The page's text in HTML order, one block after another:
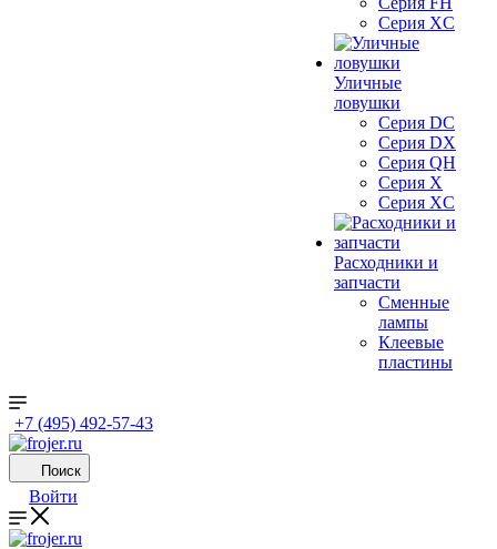
Серия XC
Уличные
ловушки
Серия DC
Серия DX
Серия QH
Серия X
Серия XC
Расходники и
запчасти
Сменные
лампы
Клеевые
пластины
+7 (495) 492-57-43
Поиск
Войти